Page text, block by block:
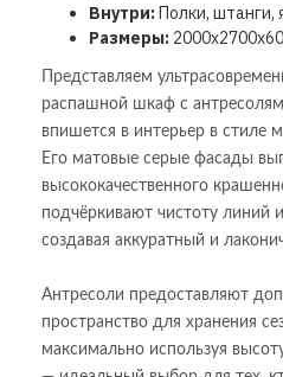
Внутри:Полки, штанги,
Размеры:
Представляем
распашной шкаф с
впишется в интерьер в стиле
Его матовые серые фасады
высококачественного
подчёркивают чистоту линий
создавая аккуратный и
Антресоли предоставляют
пространство для хранения
максимально используя